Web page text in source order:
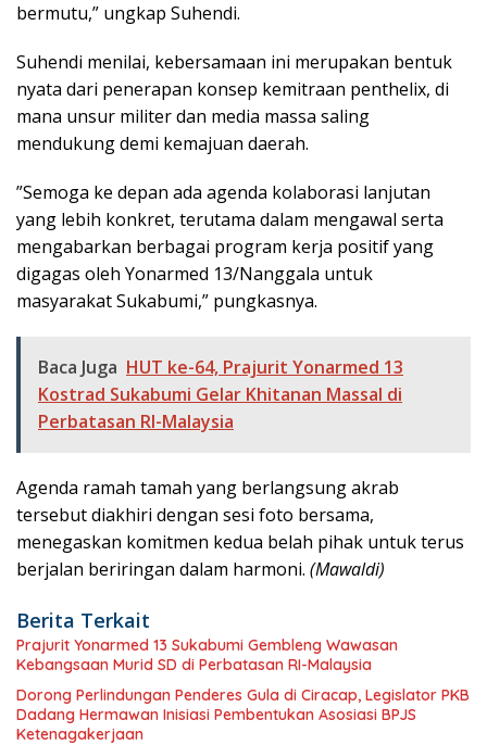
bermutu,” ungkap Suhendi.
​Suhendi menilai, kebersamaan ini merupakan bentuk
nyata dari penerapan konsep kemitraan penthelix, di
mana unsur militer dan media massa saling
mendukung demi kemajuan daerah.
​”Semoga ke depan ada agenda kolaborasi lanjutan
yang lebih konkret, terutama dalam mengawal serta
mengabarkan berbagai program kerja positif yang
digagas oleh Yonarmed 13/Nanggala untuk
masyarakat Sukabumi,” pungkasnya.
Baca Juga HUT ke-64, Prajurit Yonarmed 13
Kostrad Sukabumi Gelar Khitanan Massal di
Perbatasan RI-Malaysia
​Agenda ramah tamah yang berlangsung akrab
tersebut diakhiri dengan sesi foto bersama,
menegaskan komitmen kedua belah pihak untuk terus
berjalan beriringan dalam harmoni. (Mawaldi)
Berita Terkait
Prajurit Yonarmed 13 Sukabumi Gembleng Wawasan
Kebangsaan Murid SD di Perbatasan RI-Malaysia
Dorong Perlindungan Penderes Gula di Ciracap, Legislator PKB
Dadang Hermawan Inisiasi Pembentukan Asosiasi BPJS
Ketenagakerjaan